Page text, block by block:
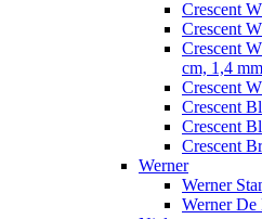
Crescent
Crescent
Crescent
cm, 1,4 mm
Crescent
Crescent
Crescent
Crescent
Werner
Werner
Werner De